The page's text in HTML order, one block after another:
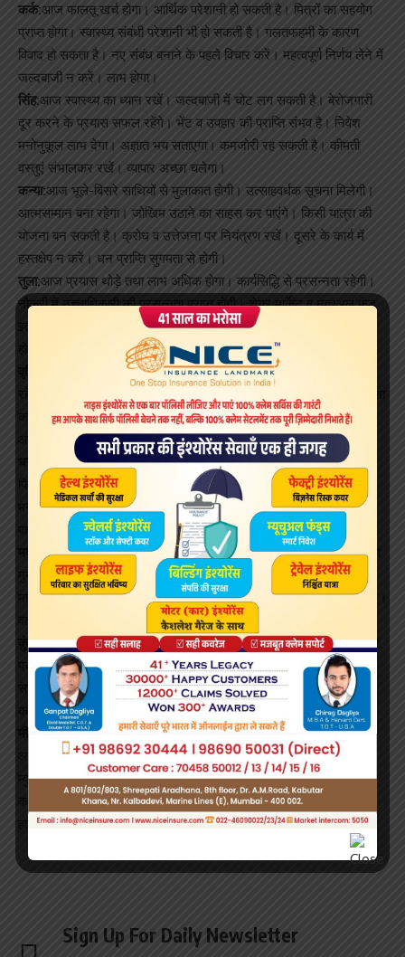
कर्क:आज फालतू खर्च होगा। आर्थिक परेशानी हो सकती है। मित्रों का सहयोग
प्राप्त होगा। स्वास्थ्य संबंधी परेशानी भी हो सकती है। गलतफहमी के कारण
विवाद हो सकता है। नए संबंध बनाने के पहले विचार करें। महत्वपूर्ण निर्णय लेने में
जल्दबाजी न करें। लाभ होगा।
सिंह:आज स्वास्थ्य का ध्यान रखें। जल्दबाजी में चोट लग सकती है। बेरोजगारी
दूर करने के प्रयास सफल रहेंगे। भेंट व उपहार की प्राप्ति संभव है। निवेश
मनोनुकूल लाभ देगा। अज्ञात भय सताएगा। कमजोरी रह सकती है। कीमती
वस्तुएं संभालकर रखें। व्यापार अच्छा चलेगा।
कन्या:आज भूले-बिसरे साथियों से मुलाकात होगी। उत्साहवर्धक सूचना मिलेगी।
आत्मसम्मान बना रहेगा। जोखिम उठाने का साहस कर पाएंगे। किसी यात्रा की
योजना बन सकती है। क्रोध व उत्तेजना पर नियंत्रण रखें। दूसरे के कार्य में
हस्तक्षेप न करें। धन प्राप्ति सुगमता से होगी।
तुला:आज प्रयास थोड़े तथा लाभ अधिक होगा। कार्यसिद्धि से प्रसन्नता रहेगी।
नौकरी में उच्चाधिकारी की प्रसन्नता प्राप्त होगी। शेयर मार्केट व म्युचुअल फंड
इत्यादि लाभदायक रहेंगे। किसी बड़े कार्य को करने का मन बनेगा। आय में वृद्धि
होगी। स्वास्थ्य का ध्यान रखें। मित्रों का सहयोग कर पाएंगे।
आज वाणी में हल्के शब्दों के प्रयोग से बचें। स्वास्थ्य का पाया कमजोर
रहेगा। कोई बुरी खबर प्राप्त हो सकती है। लेन-देन में जल्दबाजी न करें। हताशा
का अनुभव होगा। मित्रों का सहयोग प्राप्त होगा। व्यापार-व्यवसाय ठीक चलेगा।
आय में निश्चितता रहेगी। धैर्य रखें।
आज अध्ययन तथा शोध इत्यादि कार्यों में सफलता प्राप्त होगी। पार्टी व
पिकनिक का कार्यक्रम बन सकता है। मित्रों के साथ समय सुखद व्यतीत होगा।
मनपसंद भोजन का आनंद प्राप्त होगा। प्रसन्नता तथा उत्साह से कार्य कर
पाएंगे। हित शत्रुओं से सावधानी आवश्यक है।
आज स्थायी संपत्ति में वृद्धि के योग हैं। कारोबारी बड़े सौदे हो सकते हैं। बड़ा
मुनाफा हो सकता है। बेरोजगारी दूर करने के प्रयास सफल रहेंगे। उन्नति के
मार्ग प्रशस्त होंगे। प्रसन्नता का वातावरण निर्मित होगा। प्रतिद्वंद्वी सक्रिय रहेंगे।
वाणी पर नियंत्रण रखें थकान रहेगी।
कुंभ:आज राजकीय सहयोग प्राप्त होगा। अटके काम पूरे होंगे। ऐश्वर्य के साधनों
पर खर्च होगा। लाभ में वृद्धि होगी। निवेश इत्यादि लाभप्रद रहेंगे। पारिवारिक
सहयोग प्राप्त होगा। घर-बाहर प्रसन्नता का वातावरण रहेगा। उत्साह से कार्य
कर पाएंगे। ईर्ष्यालु व्यक्तियों से सावधान रहें। प्रमाद न करें।
मीन:
आज बाजार में इज्जत बढ़ेगी। लाभ के अवसर हाथ आएंगे। शेयर मार्केट व
म्युचुअल फंड इत्यादि मनोनुकूल रहेंगे। इसके बाद भी चिंता बनी रहेगी। स्वास्थ्य
का पाया कमजोर रह सकता है। लेन-देन में सावधानी रखें। चोट व दुर्घटना से
हानि संभव है। किसी भी तरह के विवाद में भाग न लें।
Sign Up For Daily Newsletter